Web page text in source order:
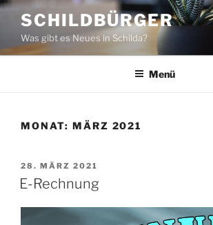
Zum
Inhalt
springen
SCHILDBÜRGER
Was gibt es Neues in Schilda?
Menü
MONAT: MÄRZ 2021
VERÖFFENTLICHT
AM
28. MÄRZ 2021
E-Rechnung